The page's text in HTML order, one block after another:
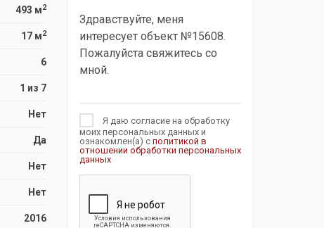
493 м2
17 м2
6
1 из 7
Нет
Да
Нет
Нет
2016
Я даю согласие на обработку
моих персональных данных и
ознакомлен(а) с политикой в
отношении обработки персональных
данных